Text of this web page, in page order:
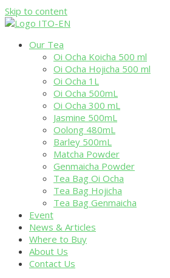
Skip to content
Our Tea
Oi Ocha Koicha 500 ml
Oi Ocha Hojicha 500 ml
Oi Ocha 1L
Oi Ocha 500mL
Oi Ocha 300 mL
Jasmine 500mL
Oolong 480mL
Barley 500mL
Matcha Powder
Genmaicha Powder
Tea Bag Oi Ocha
Tea Bag Hojicha
Tea Bag Genmaicha
Event
News & Articles
Where to Buy
About Us
Contact Us